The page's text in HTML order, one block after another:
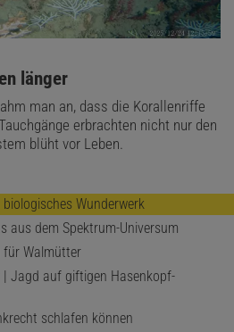
länger
man an, dass die Korallenriffe
erbrachten nicht nur den
blüht vor Leben.
Wunderwerk
aus dem Spektrum-Universum
für Walmütter
| Jagd auf giftigen Hasenkopf-
schlafen können